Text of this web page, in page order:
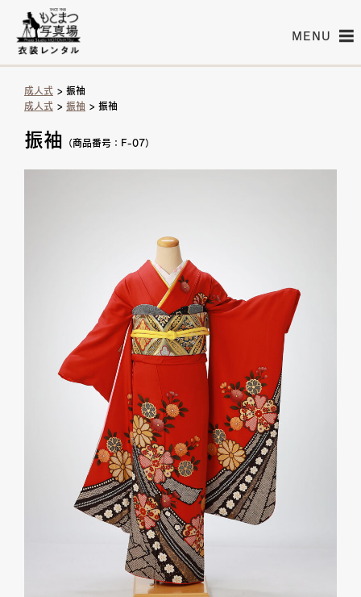
MENU
成人式 > 振袖
成人式 > 振袖 > 振袖
振袖 （商品番号：F-07）